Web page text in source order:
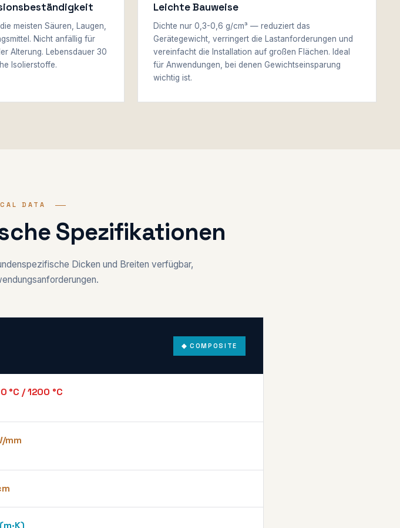
meisten Säuren, Laugen,
Nicht anfällig für
Alterung. Lebensdauer 30
Isolierstoffe.
Leichte Bauweise
Dichte nur 0,3-0,6 g/cm³ — reduziert das
Gerätegewicht, verringert die Lastanforderungen und
vereinfacht die Installation auf großen Flächen. Ideal
für Anwendungen, bei denen Gewichtseinsparung
wichtig ist.
DATA
Spezifikationen
Dicken und Breiten verfügbar,
◆ COMPOSITE
°C / 1200 °C
mm